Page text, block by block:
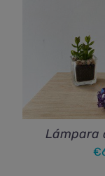
Lámpara
€